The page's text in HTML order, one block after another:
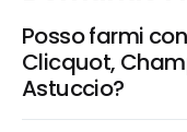
Posso farmi
Clicquot,
Astuccio?